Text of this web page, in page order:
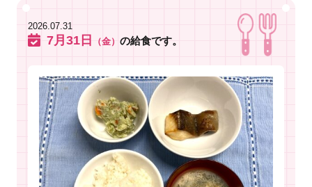
2026.07.31
7月31日 （金） の給食です。